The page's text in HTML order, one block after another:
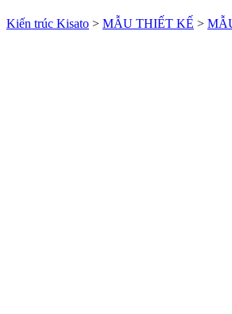
Kiến trúc Kisato > MẪU THIẾT KẾ >